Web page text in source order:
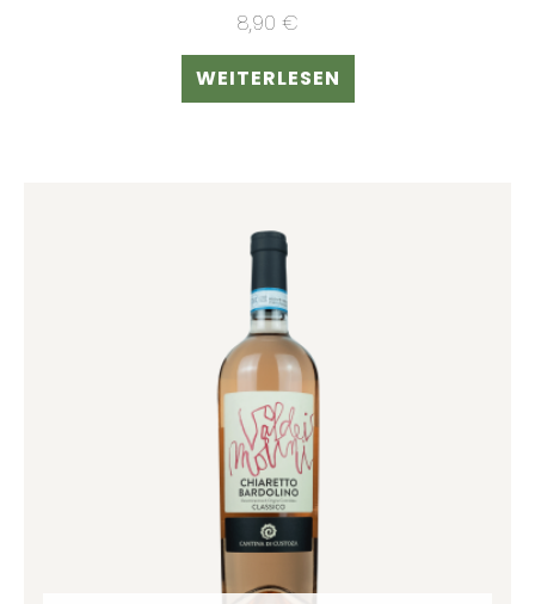
8,90 €
WEITERLESEN